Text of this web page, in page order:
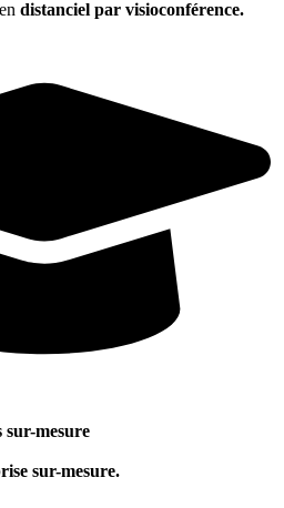
distanciel par visioconférence.
mesure
sur-mesure.